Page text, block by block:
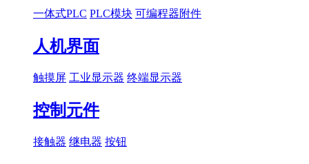
一体式PLC PLC模块 可编程器附件
人机界面
触摸屏 工业显示器 终端显示器
控制元件
接触器 继电器 按钮